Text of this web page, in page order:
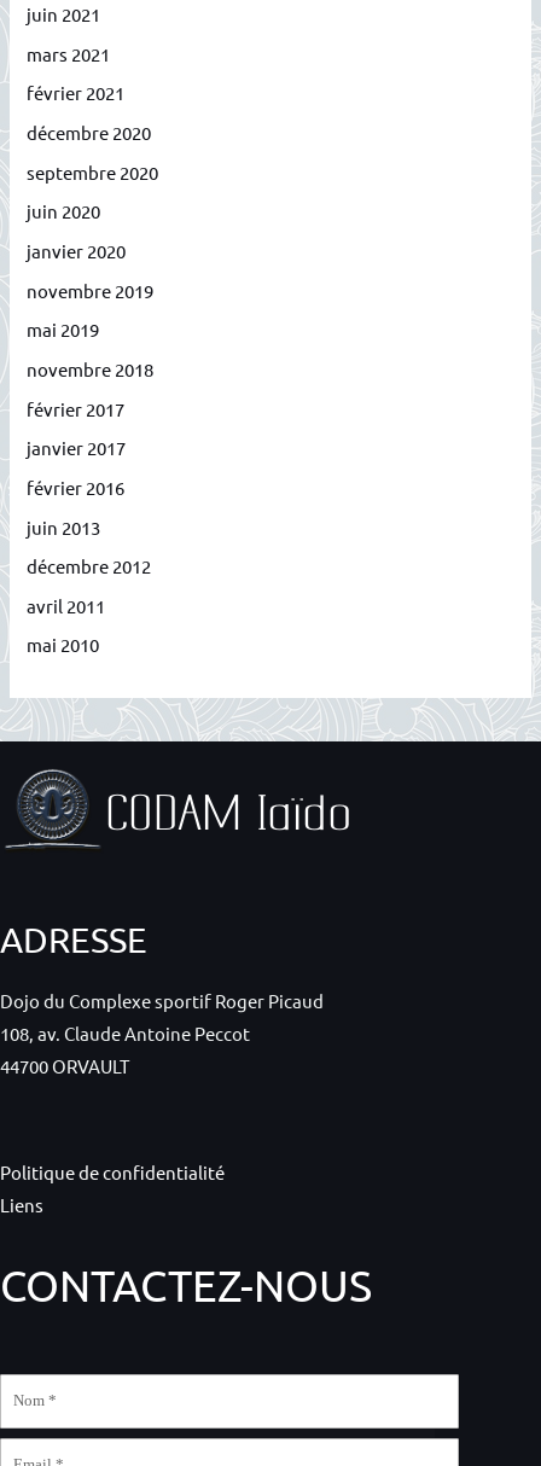
juin 2021
mars 2021
février 2021
décembre 2020
septembre 2020
juin 2020
janvier 2020
novembre 2019
mai 2019
novembre 2018
février 2017
janvier 2017
février 2016
juin 2013
décembre 2012
avril 2011
mai 2010
ADRESSE
Dojo du Complexe sportif Roger Picaud
108, av. Claude Antoine Peccot
44700 ORVAULT
Politique de confidentialité
Liens
CONTACTEZ-NOUS